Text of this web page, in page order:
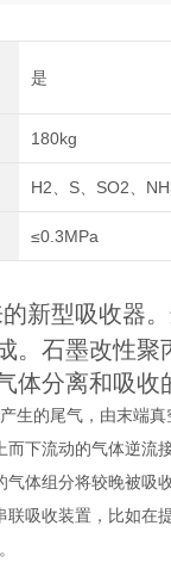
是
180kg
H2、S、SO2、
≤0.3MPa
新型吸收器
。石墨改性
分离和吸收
生的尾气，由末端
下流动的气体逆
体组分将较晚被
吸收装置，比如